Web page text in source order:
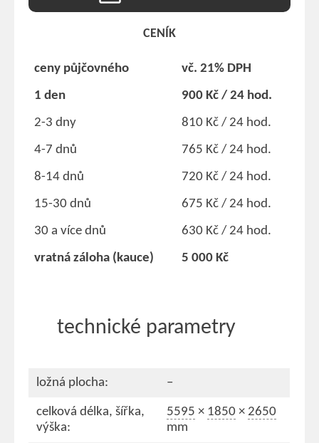
CENÍK
ceny půjčovného
vč. 21% DPH
1 den
900 Kč / 24 hod.
2-3 dny
810 Kč / 24 hod.
4-7 dnů
765 Kč / 24 hod.
8-14 dnů
720 Kč / 24 hod.
15-30 dnů
675 Kč / 24 hod.
30 a více dnů
630 Kč / 24 hod.
vratná záloha (kauce)
5 000 Kč
technické parametry
ložná plocha: –
celková délka, šířka,
výška:
5595 × 1850 × 2650
mm